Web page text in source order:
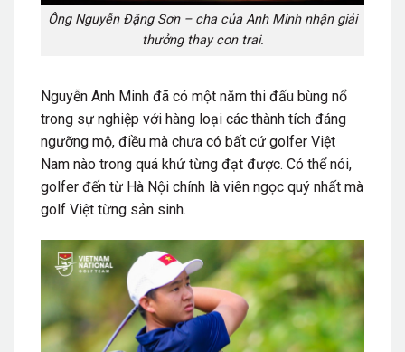
Ông Nguyễn Đặng Sơn – cha của Anh Minh nhận giải
thưởng thay con trai.
Nguyễn Anh Minh đã có một năm thi đấu bùng nổ
trong sự nghiệp với hàng loại các thành tích đáng
ngưỡng mộ, điều mà chưa có bất cứ golfer Việt
Nam nào trong quá khứ từng đạt được. Có thể nói,
golfer đến từ Hà Nội chính là viên ngọc quý nhất mà
golf Việt từng sản sinh.